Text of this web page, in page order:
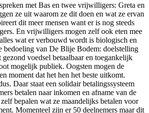
met Bas en twee vrijwilligers: Greta en
ze uit waarom ze dit doen en wat ze ervan
dit meer mensen want er is nog steeds
En vrijwilligers mogen zelf ook eten mee
wat er verbouwd wordt is biologisch en
bedoeling van De Blije Bodem: doelstelling
voedsel betaalbaar en toegankelijk
mogelijk publiek. Oogsten mogen de
moment dat het hen het beste uitkomt.
Daar staat een solidair betalingssysteem
betalen naar inkomen en afname van de
bepalen wat ze maandelijks betalen voor
Momenteel zijn er 50 deelnemers maar dit